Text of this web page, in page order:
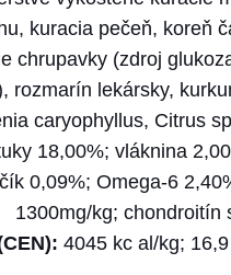
a
H
O
L
I
S
T
I
kuracia pečeň, koreň
chrupavky (zdroj
rozmarín lekársky,
caryophyllus, Citrus
18,00%; vláknina
0,09%; Omega-6
1300mg/kg; chondroitín
4045 kc al/kg;